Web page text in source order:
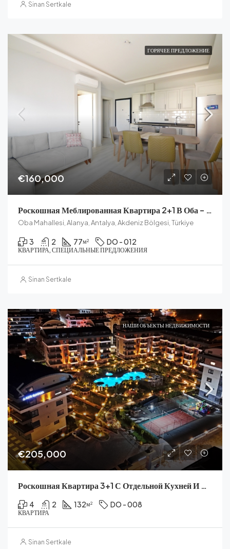
Sinan Sertkale
ГОРЯЧЕЕ ПРЕДЛОЖЕНИЕ
€160,000
Роскошная Меблированная Квартира 2+1 В Оба – KAVI DREAMS RESIDENCE
Oba Mahallesi, Alanya, Antalya, Akdeniz Bölgesi, Türkiye
3 2 77м² DO - 012
КВАРТИРА, СПЕЦИАЛЬНЫЕ ПРЕДЛОЖЕНИЯ
Sinan Sertkale
НАШИ ОБЪЕКТЫ НЕДВИЖИМОСТИ
€205,000
Роскошная Квартира 3+1 С Отдельной Кухней И Полными Удобствами В Оба, Резиденция Кави Дримс
4 2 132м² DO - 008
КВАРТИРА
Sinan Sertkale